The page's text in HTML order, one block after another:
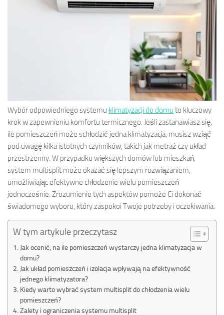
Wybór odpowiedniego systemu klimatyzacji do domu to kluczowy
krok w zapewnieniu komfortu termicznego. Jeśli zastanawiasz się,
ile pomieszczeń może schłodzić jedna klimatyzacja, musisz wziąć
pod uwagę kilka istotnych czynników, takich jak metraż czy układ
przestrzenny. W przypadku większych domów lub mieszkań,
system multisplit może okazać się lepszym rozwiązaniem,
umożliwiając efektywne chłodzenie wielu pomieszczeń
jednocześnie. Zrozumienie tych aspektów pomoże Ci dokonać
świadomego wyboru, który zaspokoi Twoje potrzeby i oczekiwania.
W tym artykule przeczytasz
Jak ocenić, na ile pomieszczeń wystarczy jedna klimatyzacja w
domu?
Jak układ pomieszczeń i izolacja wpływają na efektywność
jednego klimatyzatora?
Kiedy warto wybrać system multisplit do chłodzenia wielu
pomieszczeń?
Zalety i ograniczenia systemu multisplit